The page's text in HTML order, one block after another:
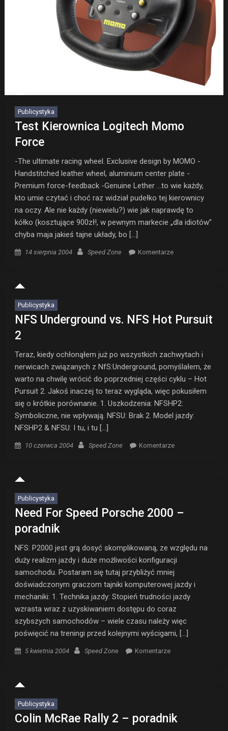
Publicystyka
Test Kierownica Logitech Momo
Force
-The ultimate racing wheel. Exclusive design by MOMO -
Handstitched leather wheel, aluminium center plate -
Premium force-feedback -Genuine Lether …to wie każdy,
kto umie czytać i choć raz widział pudełko tej kierownicy
na oczy. Ale nie każdy (niewielu?) wie jak naprawdę to
kółko (kosztujące 900zł!, w pewnym markecie „dla idiotów”
chyba maja jakieś tajne układy, bo […]
Posted on
14 sierpnia 2004 Author
Speed Zone Komentarze
Publicystyka
NFS Underground vs. NFS Hot Pursuit
2
Teraz, kiedy ochłonąłem już po wszystkich zachwytach i
nerwicach związanych z NfS:Underground, pomyślałem, że
warto na chwilę wrócić do poprzedniej części cyklu – Hot
Pursuit 2. Jakoś inaczej to teraz wygląda, więc pokusiłem
się o krótkie porównanie. 1. Uszkodzenia: NFSHP2:
Symboliczne, nie wpływają. NFSU: Brak 2. Model jazdy:
NFSHP2 & NFSU: I tu, i tu […]
Posted on
10 czerwca 2004 Author
Speed Zone Komentarze
Publicystyka
Need For Speed Porsche 2000 –
poradnik
NFS: P2000 jest grą dosyć skomplikowaną, ze względu na
duży realizm jazdy i duże możliwości konfiguracji
samochodu. Postaram się tutaj przybliżyć mniej
doświadczonym graczom tajniki komputerowej jazdy i
mechaniki: 1. Technika jazdy: Stopień trudności jazdy
wzrasta wraz z uzyskiwaniem dostępu do coraz
szybszych samochodów – wiele czasu należy więc
poświęcić na treningi przed kolejnymi wyścigami, […]
Posted on
5 kwietnia 2004 Author
Speed Zone Komentarze
Publicystyka
Colin McRae Rally 2 – poradnik